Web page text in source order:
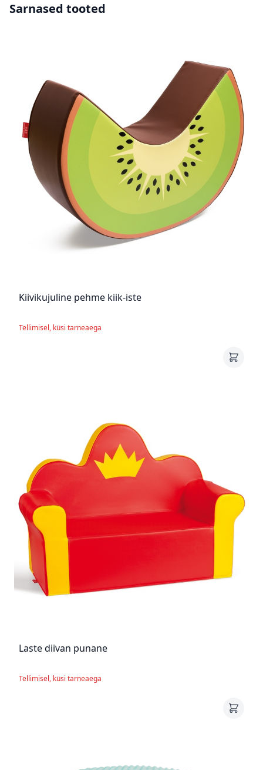
Sarnased tooted
Kiivikujuline pehme kiik-iste
Tellimisel, küsi tarneaega
Laste diivan punane
Tellimisel, küsi tarneaega